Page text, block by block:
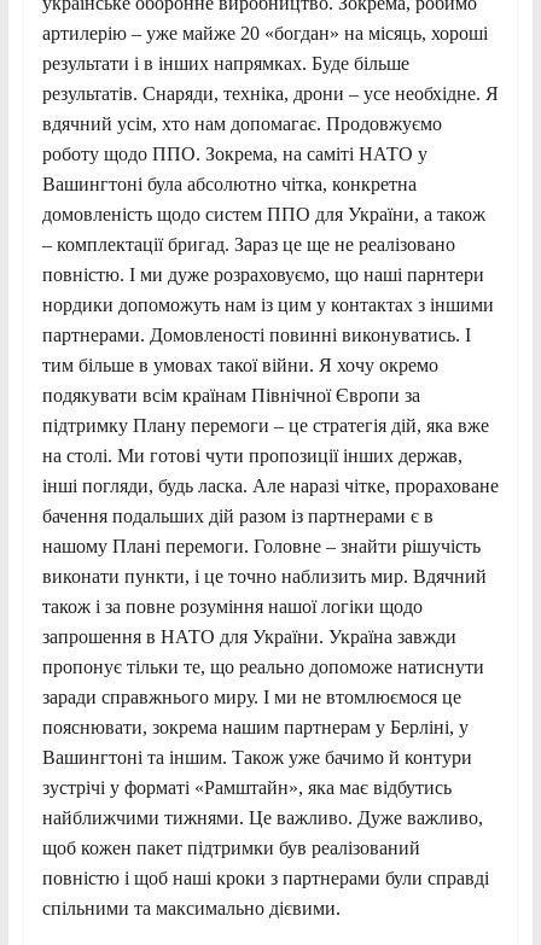
артилерію – уже майже 20 «богдан» на місяць, хороші
результати і в інших напрямках. Буде більше
результатів. Снаряди, техніка, дрони – усе необхідне. Я
вдячний усім, хто нам допомагає. Продовжуємо
роботу щодо ППО. Зокрема, на саміті НАТО у
Вашингтоні була абсолютно чітка, конкретна
домовленість щодо систем ППО для України, а також
– комплектації бригад. Зараз це ще не реалізовано
повністю. І ми дуже розраховуємо, що наші парнтери
нордики допоможуть нам із цим у контактах з іншими
партнерами. Домовленості повинні виконуватись. І
тим більше в умовах такої війни. Я хочу окремо
подякувати всім країнам Північної Європи за
підтримку Плану перемоги – це стратегія дій, яка вже
на столі. Ми готові чути пропозиції інших держав,
інші погляди, будь ласка. Але наразі чітке, прораховане
бачення подальших дій разом із партнерами є в
нашому Плані перемоги. Головне – знайти рішучість
виконати пункти, і це точно наблизить мир. Вдячний
також і за повне розуміння нашої логіки щодо
запрошення в НАТО для України. Україна завжди
пропонує тільки те, що реально допоможе натиснути
заради справжнього миру. І ми не втомлюємося це
пояснювати, зокрема нашим партнерам у Берліні, у
Вашингтоні та іншим. Також уже бачимо й контури
зустрічі у форматі «Рамштайн», яка має відбутись
найближчими тижнями. Це важливо. Дуже важливо,
щоб кожен пакет підтримки був реалізований
повністю і щоб наші кроки з партнерами були справді
спільними та максимально дієвими.